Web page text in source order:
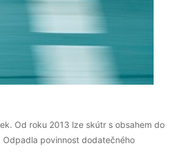
Od roku 2013 lze skútr s obsahem do
povinnost dodatečného